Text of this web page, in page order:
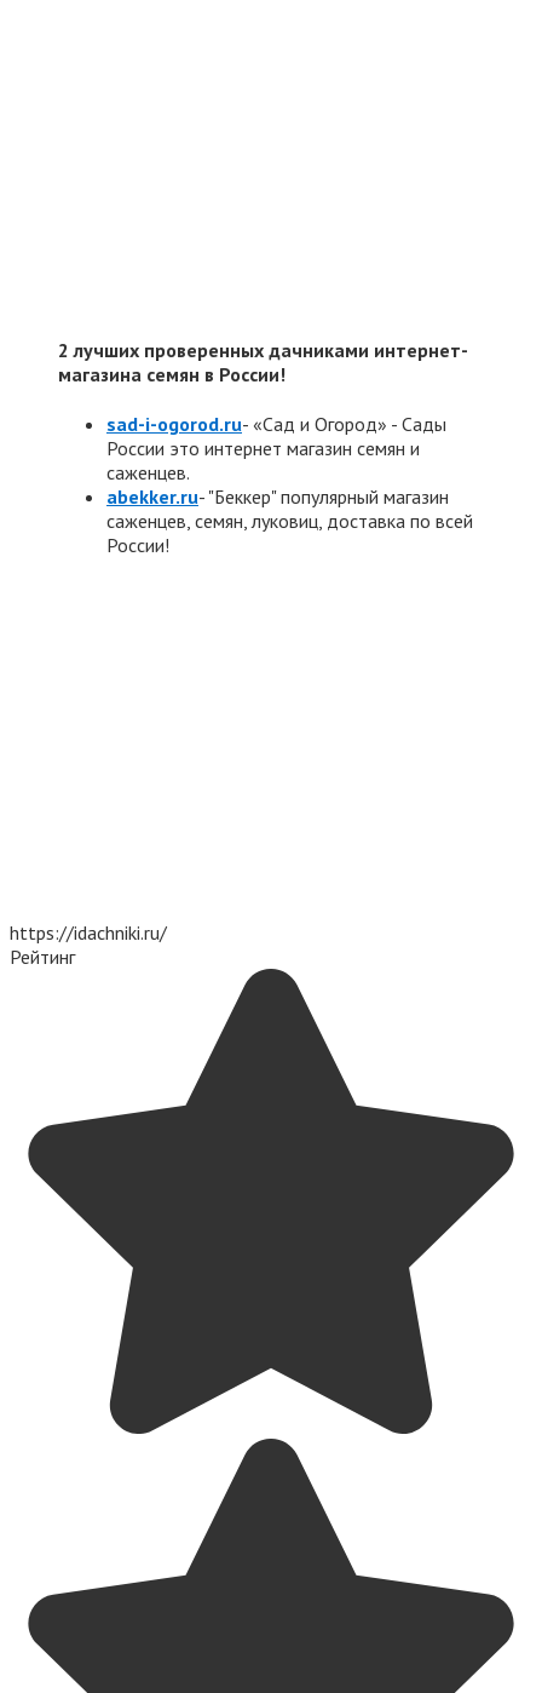
2 лучших проверенных дачниками интернет-
магазина семян в России!
sad-i-ogorod.ru- «Сад и Огород» - Сады
России это интернет магазин семян и
саженцев.
abekker.ru- "Беккер" популярный магазин
саженцев, семян, луковиц, доставка по всей
России!
https://idachniki.ru/
Рейтинг